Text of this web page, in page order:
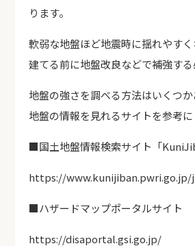
ります。
軟弱な地盤ほど地震時に揺れやす
建てる前に地盤改良などで補強する
地盤の強さを調べる方法はいくつ
地盤の情報を見れるサイトを参考に
■国土地盤情報検索サイト「
https://
■ハザードマップポータルサイト
https://disaportal.gsi.go.jp/